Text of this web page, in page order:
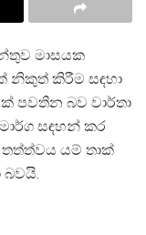
මාසයක
නිකුත් කිරීම සඳහා
පවතින බව වාර්තා
සඳහන් කර
යම් තාක්
බවයි.